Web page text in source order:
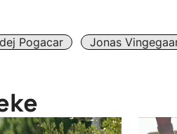
Pogacar Jonas